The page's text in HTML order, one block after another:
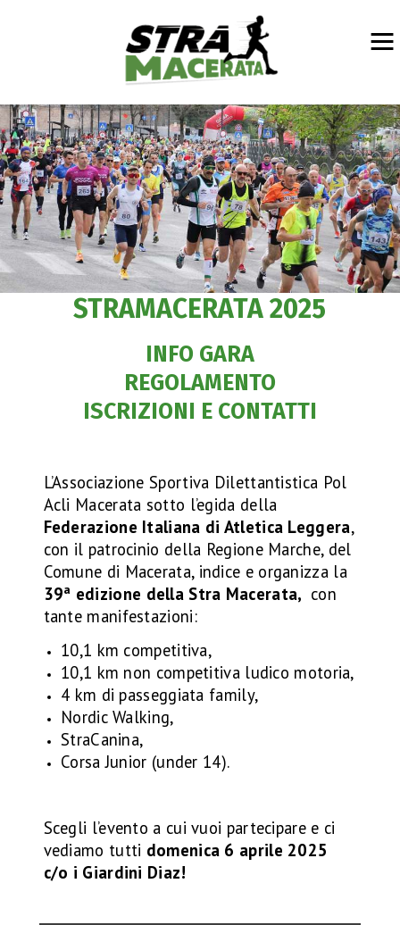
STRAMACERATA 2025
INFO GARA
REGOLAMENTO
ISCRIZIONI E CONTATTI
L’Associazione Sportiva Dilettantistica Pol
Acli Macerata sotto l’egida della
Federazione Italiana di Atletica Leggera,
con il patrocinio della Regione Marche, del
Comune di Macerata, indice e organizza la
39a edizione della Stra Macerata, con
tante manifestazioni:
10,1 km competitiva,
10,1 km non competitiva ludico motoria,
4 km di passeggiata family,
Nordic Walking,
StraCanina,
Corsa Junior (under 14).
Scegli l’evento a cui vuoi partecipare e ci
vediamo tutti domenica 6 aprile 2025
c/o i Giardini Diaz!